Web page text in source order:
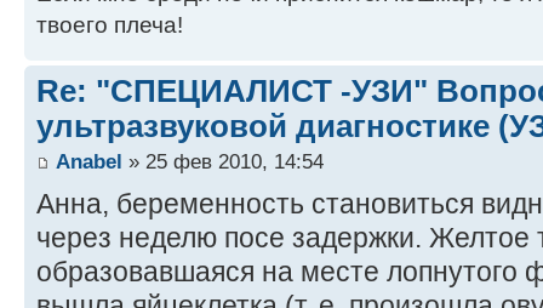
твоего плеча!
Re: "СПЕЦИАЛИСТ -УЗИ"
ультразвуковой диагностике
Anabel » 25 фев 2010, 14:54
Анна, беременность становиться
через неделю посе задержки. Желтое
образовавшаяся на месте лопнутого